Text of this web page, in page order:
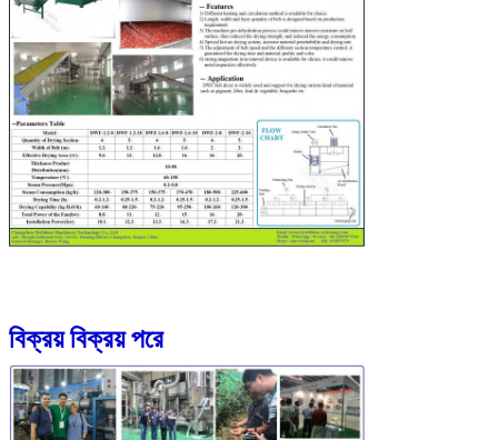
বিক্রয় বিক্রয় পরে